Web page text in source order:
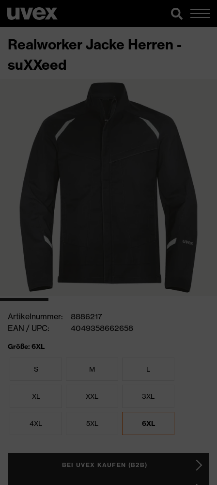
Realworker Jacke Herren -
suXXeed
Artikelnummer:
8886217
EAN / UPC:
4049358662658
Größe: 6XL
S M L
XL XXL 3XL
4XL 5XL 6XL
BEI UVEX KAUFEN (B2B)